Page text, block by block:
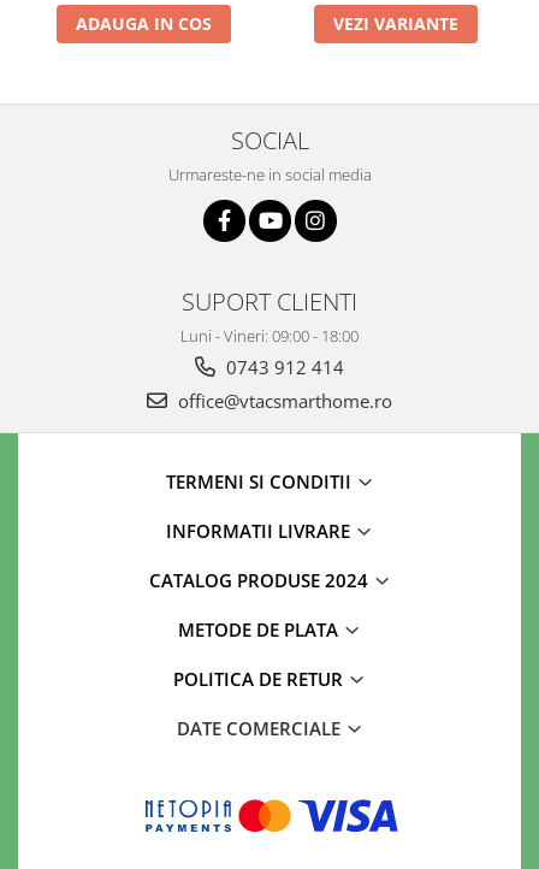
ADAUGA IN COS VEZI VARIANTE
SOCIAL
Urmareste-ne in social media
SUPORT CLIENTI
Luni - Vineri: 09:00 - 18:00
0743 912 414
office@vtacsmarthome.ro
TERMENI SI CONDITII
INFORMATII LIVRARE
CATALOG PRODUSE 2024
METODE DE PLATA
POLITICA DE RETUR
DATE COMERCIALE